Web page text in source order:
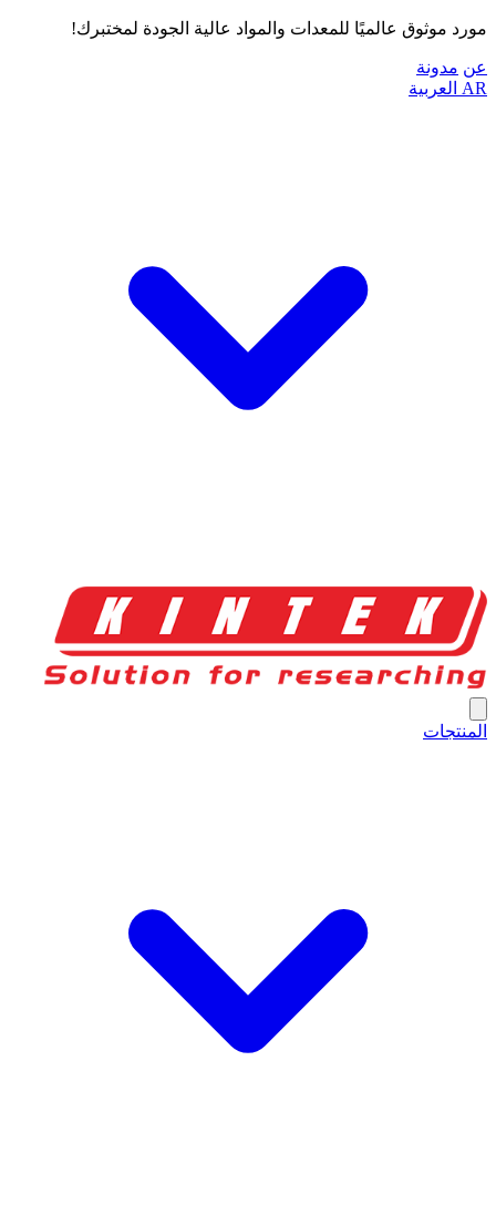
مورد موثوق عالميًا للمعدات والمواد عالية الجودة لمختبرك!
عن مدونة
AR العربية
المنتجات